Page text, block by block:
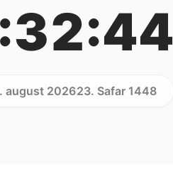
august 202623. Safar 1448